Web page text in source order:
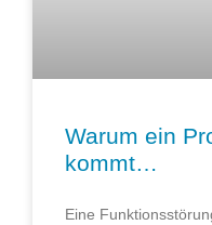
Warum ein
kommt…
Eine